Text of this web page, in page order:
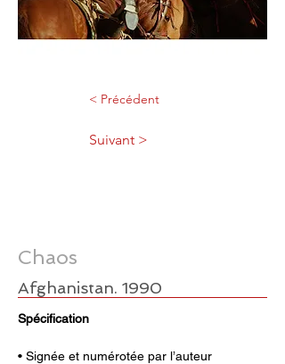
< Précédent
Suivant >
Chaos
Afghanistan. 1990
Spécification
• Signée et numérotée par l’auteur